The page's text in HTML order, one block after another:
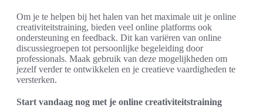
Om je te helpen bij het halen van het maximale uit je online
creativiteitstraining, bieden veel online platforms ook
ondersteuning en feedback. Dit kan variëren van online
discussiegroepen tot persoonlijke begeleiding door
professionals. Maak gebruik van deze mogelijkheden om
jezelf verder te ontwikkelen en je creatieve vaardigheden te
versterken.
Start vandaag nog met je online creativiteitstraining